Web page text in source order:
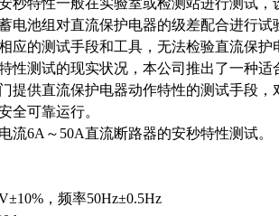
秒特性一般在实验室或检测站进行测试
电池组对直流保护电器的级差配合进行
应的测试手段和工具，无法检验直流保护
性测试的现实状况，本公司推出了一种
提供直流保护电器动作特性的测试手段
全可靠运行。
流6A ～ 50A直流断路器的安秒特性测试。
，频率50Hz±0.5Hz